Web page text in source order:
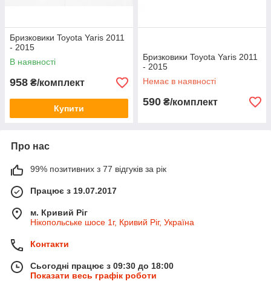
Бризковики Toyota Yaris 2011
- 2015
В наявності
958 ₴/комплект
Купити
Бризковики Toyota Yaris 2011
- 2015
Немає в наявності
590 ₴/комплект
Про нас
99% позитивних з 77 відгуків за рік
Працює з 19.07.2017
м. Кривий Ріг
Нікопольське шосе 1г, Кривий Ріг, Україна
Контакти
Сьогодні працює з 09:30 до 18:00
Показати весь графік роботи